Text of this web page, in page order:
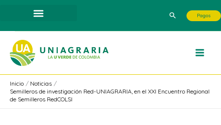
contenido
Buscar Pagos
Inicio
Noticias
Semilleros de investigación Red-UNIAGRARIA, en el XXI Encuentro Regional
de Semilleros RedCOLSI